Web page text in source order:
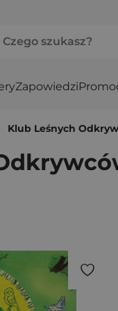
Zapowiedzi
Klub Leśnych